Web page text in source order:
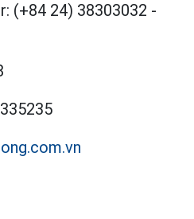
(+84 24) 38303032 -